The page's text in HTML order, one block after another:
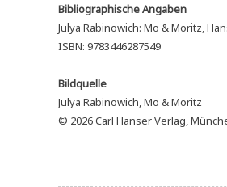
Bibliographische Angaben
Julya Rabinowich: Mo & Moritz,
ISBN: 9783446287549
Bildquelle
Julya Rabinowich, Mo & Moritz
© 2026 Carl Hanser Verlag,